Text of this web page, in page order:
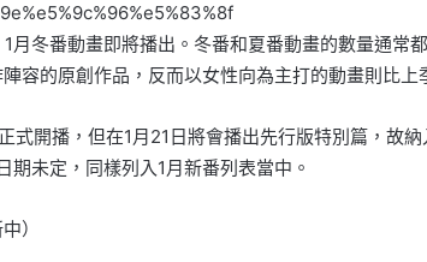
月冬番動畫即將播出。冬番和夏番動畫的數量通常
容的原創作品，反而以女性向為主打的動畫則比上
式開播，但在1月21日將會播出先行版特別篇，故
未定，同樣列入1月新番列表當中。
）